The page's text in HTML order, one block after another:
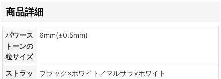
商品詳細
パワース
トーンの
粒サイズ
6mm(±0.5mm)
ストラッ
ブラック×ホワイト／マルサラ×ホワイト